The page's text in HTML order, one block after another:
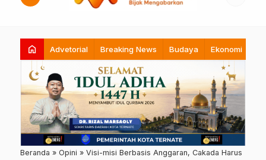
home Advetorial Breaking News Budaya Ekonomi
Beranda » Opini » Visi-misi Berbasis Anggaran, Cakada Harus